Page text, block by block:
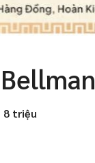
8 triệu